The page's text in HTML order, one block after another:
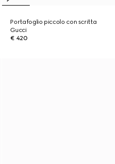
Portafoglio piccolo con scritta
Gucci
€ 420